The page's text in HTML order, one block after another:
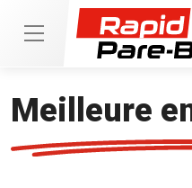
Meilleure